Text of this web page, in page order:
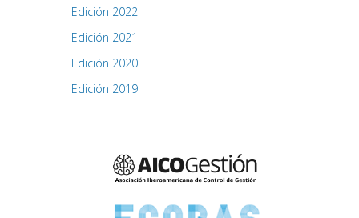
Edición 2022
Edición 2021
Edición 2020
Edición 2019